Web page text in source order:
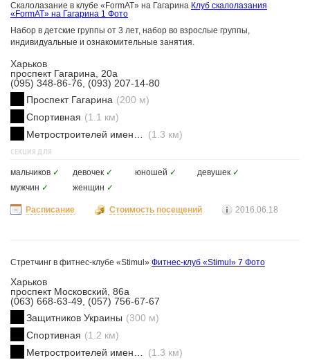
Скалолазание в клубе «FormAT» на Гагарина Клуб скалолазания
«FormAT» на Гагарина 1 Фото
Набор в детские группы от 3 лет, набор во взрослые группы,
индивидуальные и ознакомительные занятия.
Харьков
проспект Гагарина, 20а
(095) 348-86-76, (093) 207-14-80
Проспект Гагарина (200 м)
Спортивная (1.1 км)
(1.3 км)
СЕКЦИЯ ДЛЯ
мальчиков ✓ девочек ✓ юношей ✓ девушек ✓
мужчин ✓ женщин ✓
Расписание Стоимость посещений 2016.06.18
Стретчинг в фитнес-клубе «Stimul» Фитнес-клуб «Stimul» 7 Фото
Харьков
проспект Московский, 86а
(063) 668-63-49, (057) 756-67-67
Защитников Украины (300 м)
Спортивная (1.2 км)
(1.3 км)